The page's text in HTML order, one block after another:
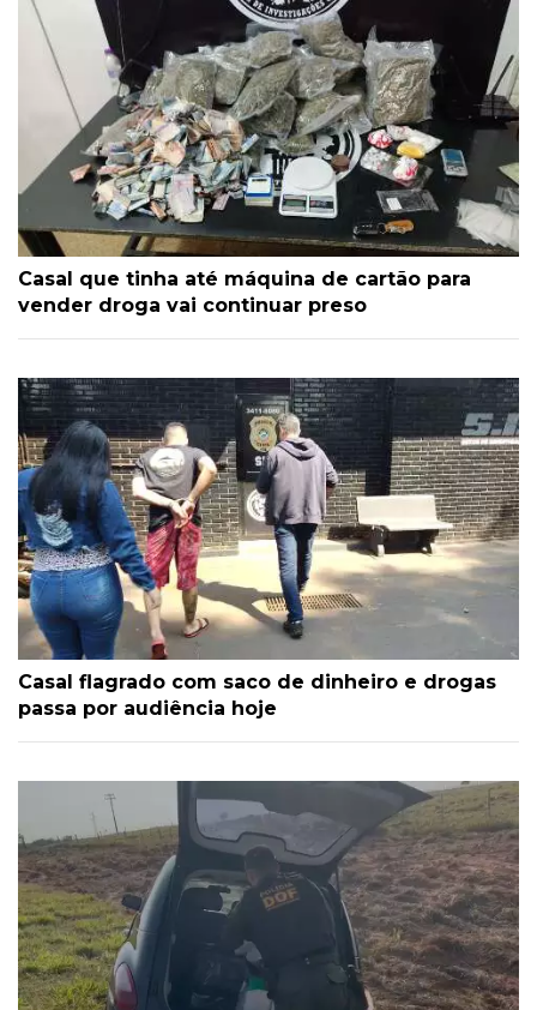
Casal que tinha até máquina de cartão para
vender droga vai continuar preso
Casal flagrado com saco de dinheiro e drogas
passa por audiência hoje